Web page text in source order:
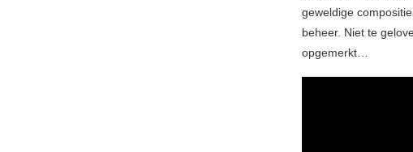
geweldige
beheer. Niet te
opgemerkt…